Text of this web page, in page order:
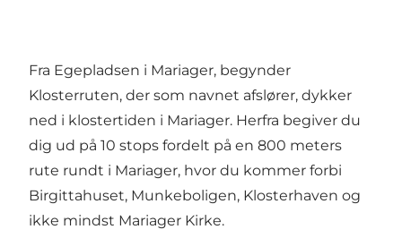
Fra Egepladsen i Mariager, begynder
Klosterruten, der som navnet afslører, dykker
ned i klostertiden i Mariager. Herfra begiver du
dig ud på 10 stops fordelt på en 800 meters
rute rundt i Mariager, hvor du kommer forbi
Birgittahuset, Munkeboligen, Klosterhaven og
ikke mindst Mariager Kirke.